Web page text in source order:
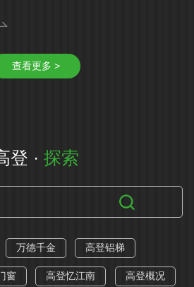
查看更多 >
登 · 探索
万德千金 高登铝梯
窗 高登忆江南 高登概况